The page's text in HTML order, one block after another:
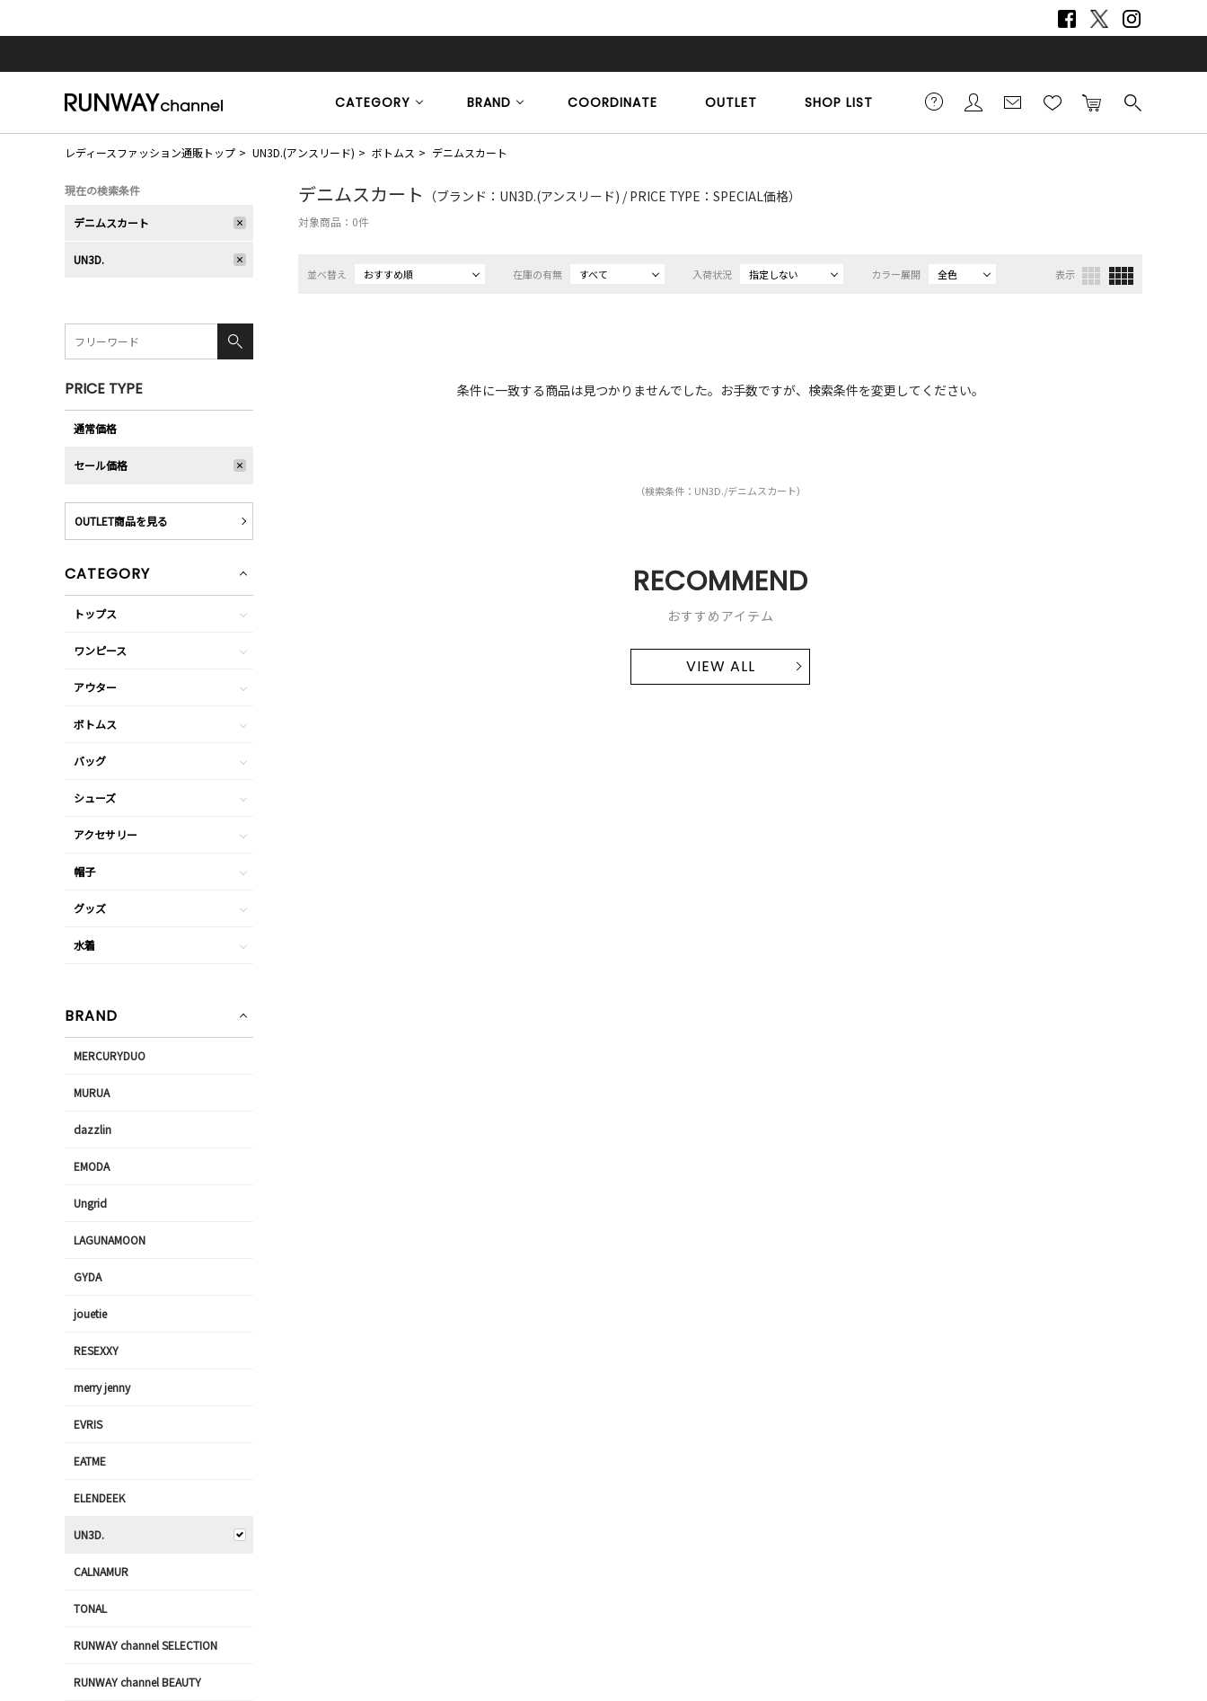
CATEGORY BRAND COORDINATE OUTLET SHOP LIST
レディースファッション通販トップ UN3D.(アンスリード) ボトムス デニムスカート
デニムスカート （ブランド：UN3D.(アンスリード) / PRICE TYPE：SPECIAL価格）
対象商品： 0件
並べ替え おすすめ順 在庫の有無 すべて 入荷状況 指定しない カラー展開 全色 表示
条件に一致する商品は見つかりませんでした。お手数ですが、検索条件を変更してください。
（検索条件：UN3D./デニムスカート）
RECOMMEND
おすすめアイテム
VIEW ALL
現在の検索条件
デニムスカート
UN3D.
PRICE TYPE
通常価格
セール価格
OUTLET商品を見る
CATEGORY
トップス
ワンピース
アウター
ボトムス
バッグ
シューズ
アクセサリー
帽子
グッズ
水着
BRAND
MERCURYDUO
MURUA
dazzlin
EMODA
Ungrid
LAGUNAMOON
GYDA
jouetie
RESEXXY
merry jenny
EVRIS
EATME
ELENDEEK
UN3D.
CALNAMUR
TONAL
RUNWAY channel SELECTION
RUNWAY channel BEAUTY